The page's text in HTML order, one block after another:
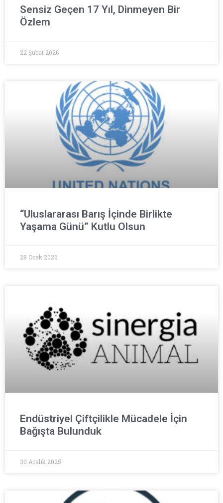
Sensiz Geçen 17 Yıl, Dinmeyen Bir
Özlem
22 Şubat 2026
“Uluslararası Barış İçinde Birlikte
Yaşama Günü” Kutlu Olsun
28 Ocak 2026
Endüstriyel Çiftçilikle Mücadele İçin
Bağışta Bulunduk
30 Aralık 2025